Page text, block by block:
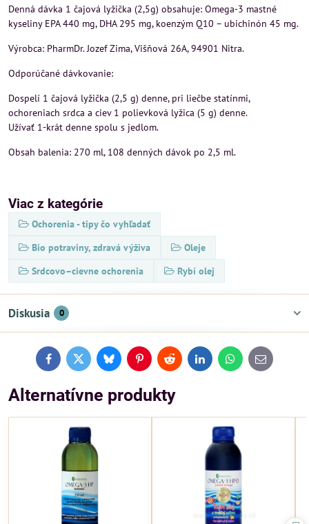
Denná dávka 1 čajová lyžička (2,5g) obsahuje: Omega-3 mastné
kyseliny EPA 440 mg, DHA 295 mg, koenzým Q10 – ubichinón 45 mg.
Výrobca: PharmDr. Jozef Zima, Višňová 26A, 94901 Nitra.
Odporúčané dávkovanie:
Dospelí 1 čajová lyžička (2,5 g) denne, pri liečbe statínmi,
ochoreniach srdca a ciev 1 polievková lyžica (5 g) denne.
Užívať 1-krát denne spolu s jedlom.
Obsah balenia: 270 ml, 108 denných dávok po 2,5 ml.
Viac z kategórie
Ochorenia - tipy čo vyhľadať
Bio potraviny, zdravá výživa
Oleje
Srdcovo–cievne ochorenia
Rybí olej
Diskusia 0
FacebookTwitterBlueskyPinterestReddit LinkedInWhatsApp
E-
mail
Alternatívne produkty